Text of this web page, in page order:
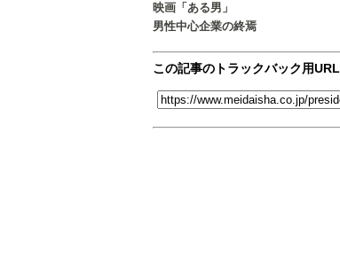
映画「ある男」
男性中心企業の終焉
この記事のトラックバック用URL